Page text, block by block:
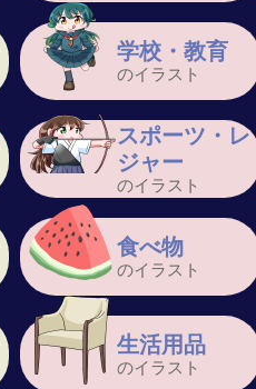
学校・教育
のイラスト
スポーツ・レ
ジャー
のイラスト
食べ物
のイラスト
生活用品
のイラスト